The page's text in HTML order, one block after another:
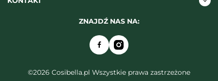
ZNAJDŹ NAS NA:
©2026 Cosibella.pl Wszystkie prawa zastrzeżone